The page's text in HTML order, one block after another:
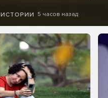
ИСТОРИИ 5 часов назад